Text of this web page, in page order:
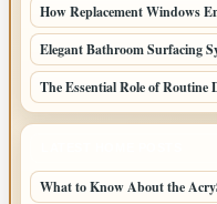
How Replacement Windows
Elegant Bathroom Surfacing
The Essential Role of
What to Know About the